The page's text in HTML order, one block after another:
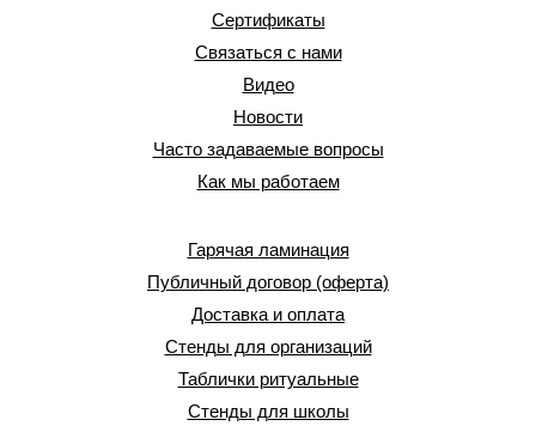
Сертификаты
Связаться с нами
Видео
Новости
Часто задаваемые вопросы
Как мы работаем
Гарячая ламинация
Публичный договор (оферта)
Доставка и оплата
Стенды для организаций
Таблички ритуальные
Стенды для школы